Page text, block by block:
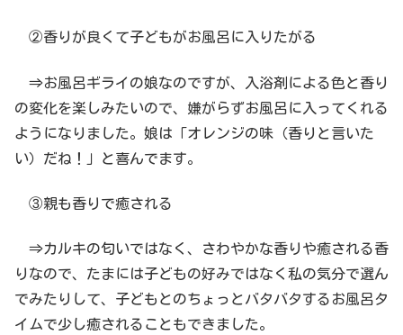
②香りが良くて子どもがお風呂に入りたがる
⇒お風呂ギライの娘なのですが、入浴剤による色と香り
の変化を楽しみたいので、嫌がらずお風呂に入ってくれる
ようになりました。娘は「オレンジの味（香りと言いた
い）だね！」と喜んでます。
③親も香りで癒される
⇒カルキの匂いではなく、さわやかな香りや癒される香
りなので、たまには子どもの好みではなく私の気分で選ん
でみたりして、子どもとのちょっとバタバタするお風呂タ
イムで少し癒されることもできました。